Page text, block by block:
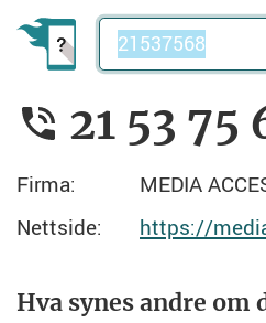
Telefonnummer
21 53 75
Firma:
MEDIA
Nettside:
https://
Hva synes andre om